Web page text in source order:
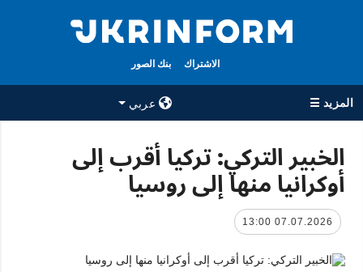
الاشتراك بنك الصور
المزيد ☰
عربي
جميع الأقسام
سياسة
اقتصاد
الوكالة
الخبير التركي: تركيا أقرب إلى
أوكرانيا منها إلى روسيا
07.07.2026 13:00